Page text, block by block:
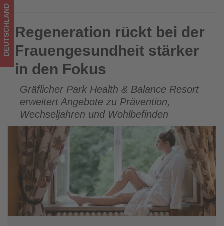
Wissen,
was
im
Tourismus
los
ist!
Regeneration rückt bei der Frauengesundheit stärker in den
Fokus
DEUTSCHLAND Regeneration rückt bei der
Frauengesundheit stärker
in den Fokus
Gräflicher Park Health & Balance Resort
erweitert Angebote zu Prävention,
Wechseljahren und Wohlbefinden